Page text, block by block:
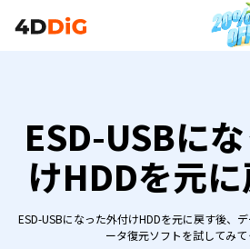
ESD-USBに
けHDDを元
ESD-USBになった外付けHDDを元に戻す後、
ータ復元ソフトを試してみて